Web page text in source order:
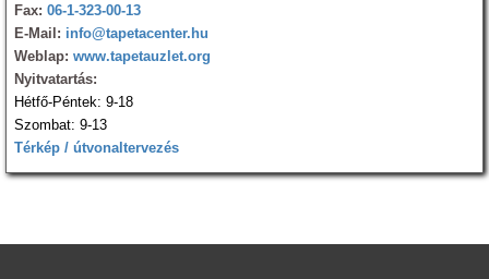
Fax: 06-1-323-00-13
E-Mail: info@tapetacenter.hu
Weblap: www.tapetauzlet.org
Nyitvatartás:
Hétfő-Péntek: 9-18
Szombat: 9-13
Térkép / útvonaltervezés